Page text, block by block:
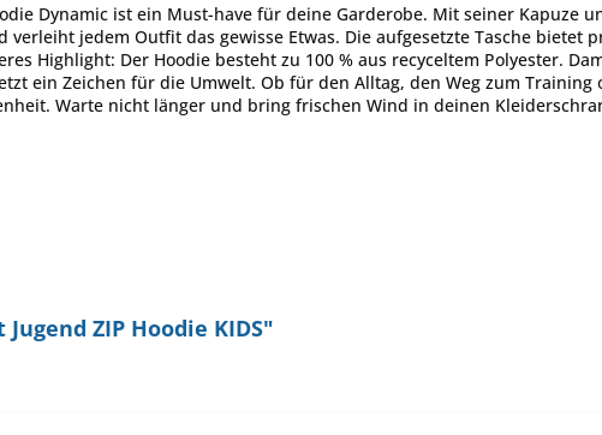
Dynamic ist ein Must-have für deine Garderobe. Mit seiner Kapuze
jedem Outfit das gewisse Etwas. Die aufgesetzte Tasche bietet
Highlight: Der Hoodie besteht zu 100 % aus recyceltem Polyester.
ein Zeichen für die Umwelt. Ob für den Alltag, den Weg zum Training
Warte nicht länger und bring frischen Wind in deinen
ZIP Hoodie KIDS"